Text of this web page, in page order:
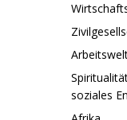
soziales